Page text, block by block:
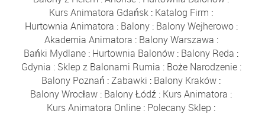
Kurs Animatora Gdańsk : Katalog Firm :
Hurtownia Animatora : Balony: Balony Wejherowo:
Akademia Animatora : Balony Warszawa :
Bańki Mydlane : Hurtownia Balonów : Balony Reda :
Gdynia : Sklep z Balonami Rumia : Boże Narodzenie:
Balony Poznań :Zabawki : Balony Kraków :
Balony Wrocław : Balony Łódź : Kurs Animatora :
Kurs Animatora Online : Polecany Sklep :